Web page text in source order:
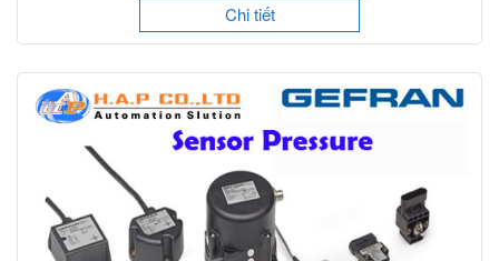
Chi tiết